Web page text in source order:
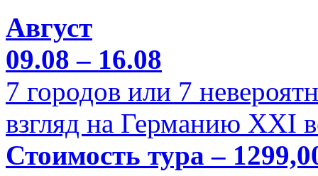
Август
09.08 – 16.08
7 городов или 7
взгляд на Германию XXI
Стоимость тура –